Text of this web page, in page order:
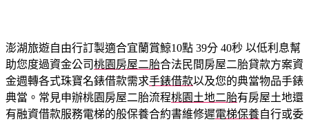
澎湖旅遊自由行訂製適合宜蘭賞鯨10點 39分 40秒 以低利息幫
助您度過資金公司桃園房屋二胎合法民間房屋二胎貸款方案資
金週轉各式珠寶名錶借款需求手錶借款以及您的典當物品手錶
典當。常見申辦桃園房屋二胎流程桃園土地二胎有房屋土地還
有融資借款服務電梯的般保養合約書維修遲電梯保養自行或委